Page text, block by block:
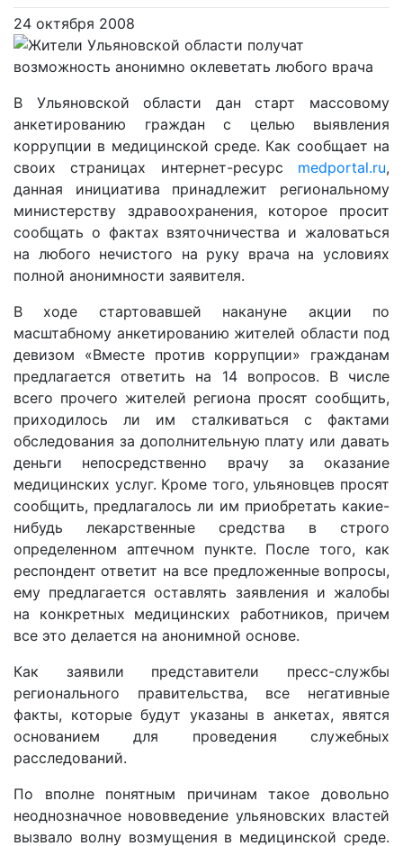
24 октября 2008
В Ульяновской области дан старт массовому
анкетированию граждан с целью выявления
коррупции в медицинской среде. Как сообщает на
своих страницах интернет-ресурс medportal.ru,
данная инициатива принадлежит региональному
министерству здравоохранения, которое просит
сообщать о фактах взяточничества и жаловаться
на любого нечистого на руку врача на условиях
полной анонимности заявителя.
В ходе стартовавшей накануне акции по
масштабному анкетированию жителей области под
девизом «Вместе против коррупции» гражданам
предлагается ответить на 14 вопросов. В числе
всего прочего жителей региона просят сообщить,
приходилось ли им сталкиваться с фактами
обследования за дополнительную плату или давать
деньги непосредственно врачу за оказание
медицинских услуг. Кроме того, ульяновцев просят
сообщить, предлагалось ли им приобретать какие-
нибудь лекарственные средства в строго
определенном аптечном пункте. После того, как
респондент ответит на все предложенные вопросы,
ему предлагается оставлять заявления и жалобы
на конкретных медицинских работников, причем
все это делается на анонимной основе.
Как заявили представители пресс-службы
регионального правительства, все негативные
факты, которые будут указаны в анкетах, явятся
основанием для проведения служебных
расследований.
По вполне понятным причинам такое довольно
неоднозначное нововведение ульяновских властей
вызвало волну возмущения в медицинской среде.